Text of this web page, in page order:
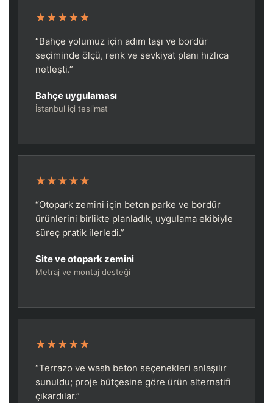
★★★★★
“Bahçe yolumuz için adım taşı ve bordür
seçiminde ölçü, renk ve sevkiyat planı hızlıca
netleşti.”
Bahçe uygulaması
İstanbul içi teslimat
★★★★★
“Otopark zemini için beton parke ve bordür
ürünlerini birlikte planladık, uygulama ekibiyle
süreç pratik ilerledi.”
Site ve otopark zemini
Metraj ve montaj desteği
★★★★★
“Terrazo ve wash beton seçenekleri anlaşılır
sunuldu; proje bütçesine göre ürün alternatifi
çıkardılar.”